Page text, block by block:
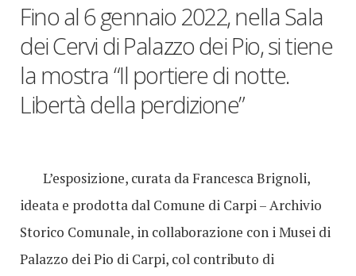
Fino al 6 gennaio 2022, nella Sala
dei Cervi di Palazzo dei Pio, si tiene
la mostra “Il portiere di notte.
Libertà della perdizione”
L’esposizione, curata da Francesca Brignoli,
ideata e prodotta dal Comune di Carpi – Archivio
Storico Comunale, in collaborazione con i Musei di
Palazzo dei Pio di Carpi, col contributo di